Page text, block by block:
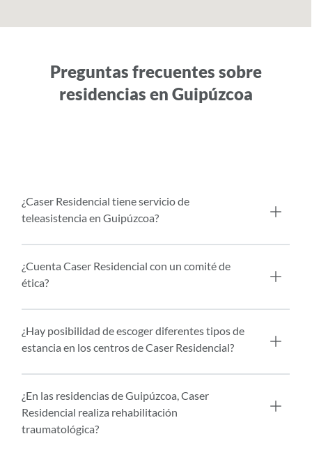
Preguntas frecuentes sobre
residencias en Guipúzcoa
¿Caser Residencial tiene servicio de
teleasistencia en Guipúzcoa?
¿Cuenta Caser Residencial con un comité de
ética?
¿Hay posibilidad de escoger diferentes tipos de
estancia en los centros de Caser Residencial?
¿En las residencias de Guipúzcoa, Caser
Residencial realiza rehabilitación
traumatológica?